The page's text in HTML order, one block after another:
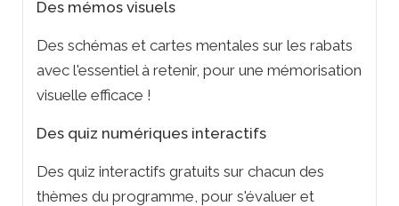
Des mémos visuels
Des schémas et cartes mentales sur les rabats
avec l'essentiel à retenir, pour une mémorisation
visuelle efficace !
Des quiz numériques interactifs
Des quiz interactifs gratuits sur chacun des
thèmes du programme, pour s'évaluer et